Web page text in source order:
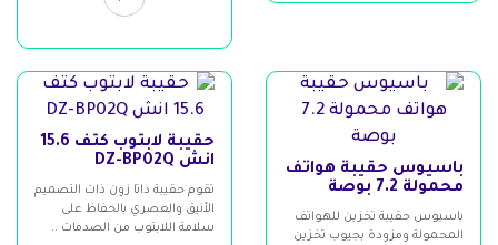
باسيوس حقيبة هواتف
محمولة 7.2 بوصة
باسيوس حقيبة تخزين للهواتف
المحمولة ومزودة بجيوب تخزين
حقيبة لابتوب كتف 15.6
انش DZ-BP02Q
تقوم حقيبة داتا زون ذات التصميم
الأنيق والعصري بالحفاظ على
سلامة اللابتوب من الصدمات ..